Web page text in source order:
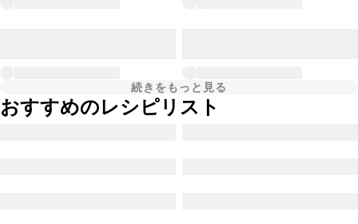
続きをもっと見る
おすすめのレシピリスト